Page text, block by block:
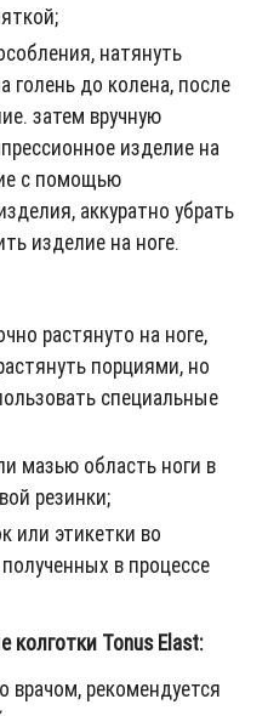
натянуть
голень до колена, после
затем вручную
изделие на
с помощью
аккуратно убрать
изделие на ноге.
растянуто на ноге,
порциями, но
специальные
мазью область ноги в
резинки;
или этикетки во
в процессе
колготки Tonus Elast:
врачом, рекомендуется